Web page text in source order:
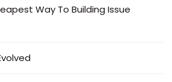
Way To Building Issue